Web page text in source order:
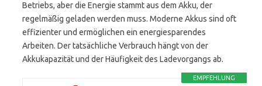
Betriebs, aber die Energie stammt aus dem Akku, der
regelmäßig geladen werden muss. Moderne Akkus sind oft
effizienter und ermöglichen ein energiesparendes
Arbeiten. Der tatsächliche Verbrauch hängt von der
Akkukapazität und der Häufigkeit des Ladevorgangs ab.
EMPFEHLUNG